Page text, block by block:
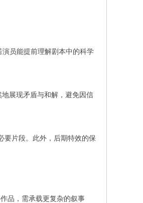
员能提前理解剧本中的科学
展现矛盾与和解，避免因信
要片段。此外，后期特效的保
品，需承载更复杂的叙事